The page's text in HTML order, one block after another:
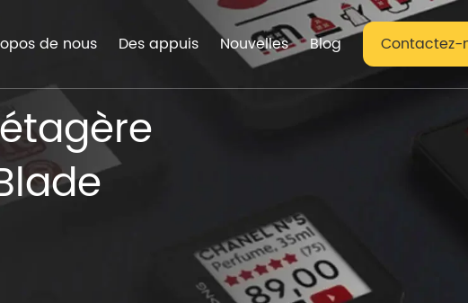
de nous Des appuis Nouvelles Blog Contactez-